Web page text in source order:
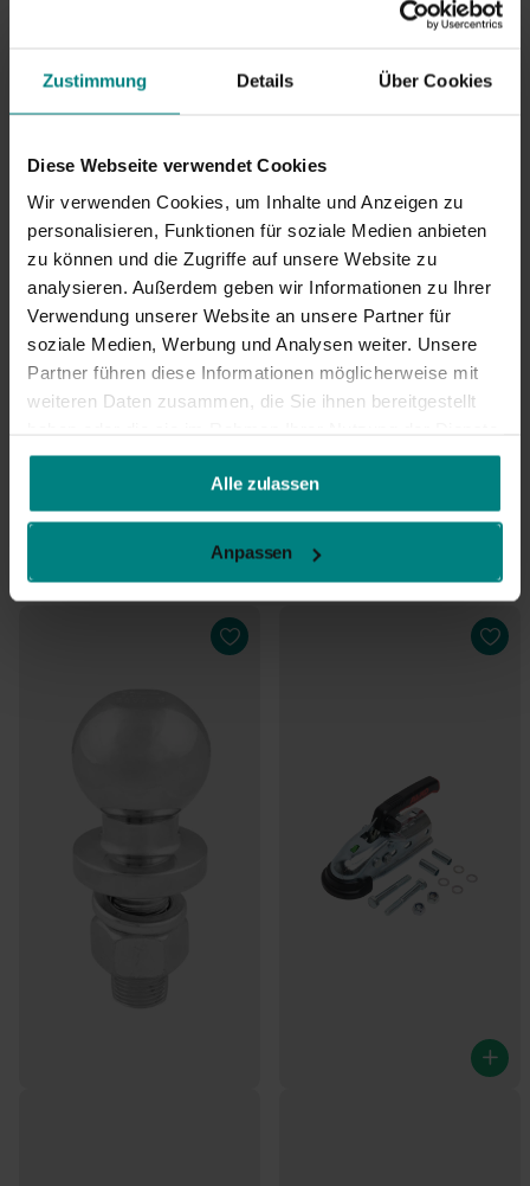
Zustimmung Details Über Cookies
Diese Webseite verwendet Cookies
Wir verwenden Cookies, um Inhalte und Anzeigen zu
personalisieren, Funktionen für soziale Medien anbieten
zu können und die Zugriffe auf unsere Website zu
analysieren. Außerdem geben wir Informationen zu Ihrer
Verwendung unserer Website an unsere Partner für
soziale Medien, Werbung und Analysen weiter. Unsere
Partner führen diese Informationen möglicherweise mit
weiteren Daten zusammen, die Sie ihnen bereitgestellt
gesammelt haben.
Alle zulassen
Anpassen
Zum Warenkorb
hinzufügen
Lieferung mit DHL: 1–2 Werktage
Versandkosten ab2,95€*
Vergiss diese Produkte nicht!